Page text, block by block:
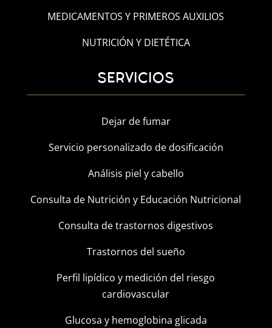
MEDICAMENTOS Y PRIMEROS AUXILIOS
NUTRICIÓN Y DIETÉTICA
SERVICIOS
Dejar de fumar
Servicio personalizado de dosificación
Análisis piel y cabello
Consulta de Nutrición y Educación Nutricional
Consulta de trastornos digestivos
Trastornos del sueño
Perfil lipídico y medición del riesgo
cardiovascular
Glucosa y hemoglobina glicada